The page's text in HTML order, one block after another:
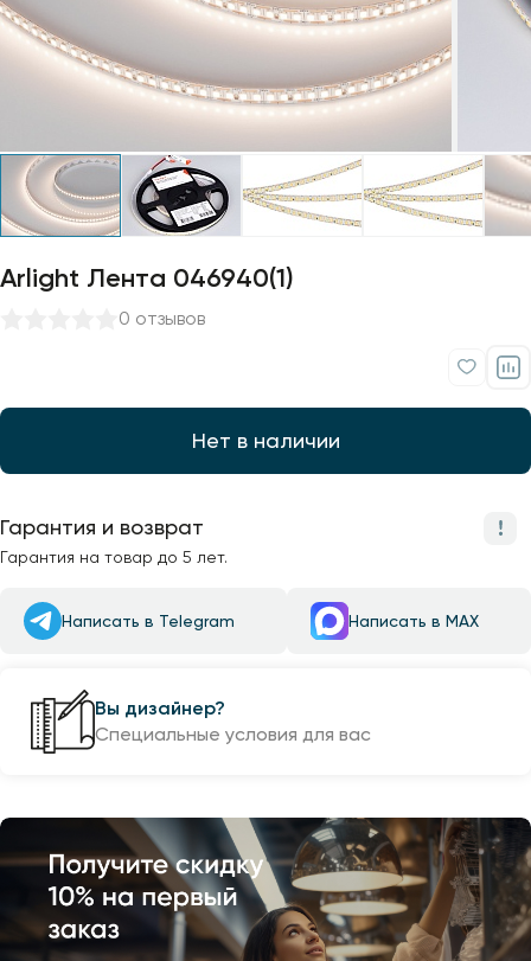
Arlight Лента 046940(1)
0 отзывов
Нет в наличии
Гарантия и возврат
Гарантия на товар до 5 лет.
Написать в Telegram Написать в MAX
Вы дизайнер?
Специальные условия для вас
Профили для ленты
Лампочки